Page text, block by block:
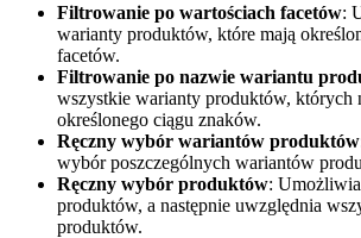
Filtrowanie po wartościach facetów:
warianty produktów, które mają
facetów.
Filtrowanie po nazwie wariantu
wszystkie warianty produktów, których
określonego ciągu znaków.
Ręczny wybór wariantów produktów
wybór poszczególnych wariantów
Ręczny wybór produktów:
produktów, a następnie uwzględnia
produktów.